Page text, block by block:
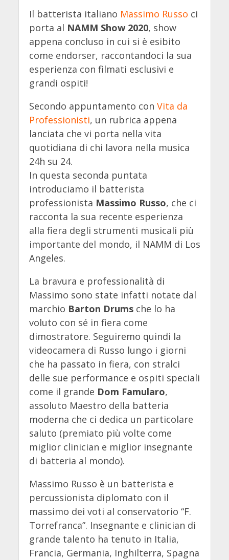
Il batterista italiano Massimo Russo ci
porta al NAMM Show 2020, show
appena concluso in cui si è esibito
come endorser, raccontandoci la sua
esperienza con filmati esclusivi e
grandi ospiti!
Secondo appuntamento con Vita da
Professionisti, un rubrica appena
lanciata che vi porta nella vita
quotidiana di chi lavora nella musica
24h su 24.
In questa seconda puntata
introduciamo il batterista
professionista Massimo Russo, che ci
racconta la sua recente esperienza
alla fiera degli strumenti musicali più
importante del mondo, il NAMM di Los
Angeles.
La bravura e professionalità di
Massimo sono state infatti notate dal
marchio Barton Drumsche lo ha
voluto con sé in fiera come
dimostratore. Seguiremo quindi la
videocamera di Russo lungo i giorni
che ha passato in fiera, con stralci
delle sue performance e ospiti speciali
come il grande Dom Famularo,
assoluto Maestro della batteria
moderna che ci dedica un particolare
saluto (premiato più volte come
miglior clinician e miglior insegnante
di batteria al mondo).
Massimo Russo è un batterista e
percussionista diplomato con il
massimo dei voti al conservatorio “F.
Torrefranca”. Insegnante e clinician di
grande talento ha tenuto in Italia,
Francia, Germania, Inghilterra, Spagna